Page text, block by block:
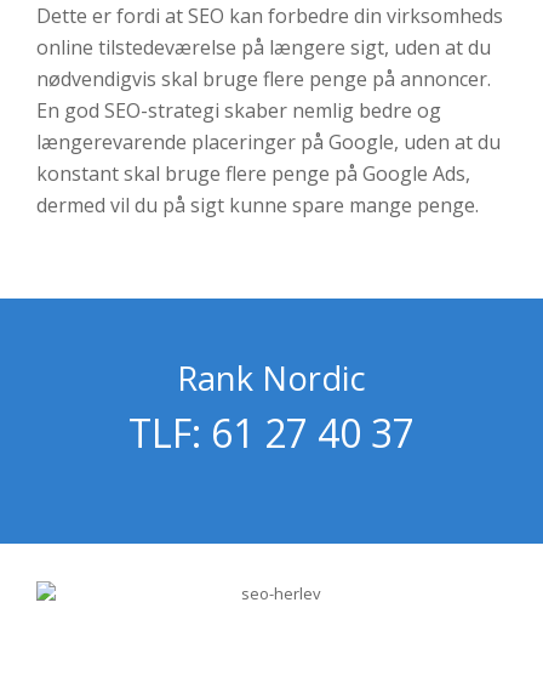
Dette er fordi at SEO kan forbedre din virksomheds
online tilstedeværelse på længere sigt, uden at du
nødvendigvis skal bruge flere penge på annoncer.
En god SEO-strategi skaber nemlig bedre og
længerevarende placeringer på Google, uden at du
konstant skal bruge flere penge på Google Ads,
dermed vil du på sigt kunne spare mange penge.
Rank Nordic
TLF: 61 27 40 37